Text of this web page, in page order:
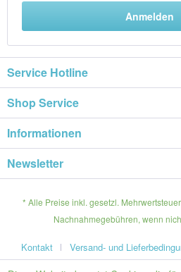
Anmelden
Service Hotline
Shop Service
Informationen
Newsletter
* Alle Preise inkl. gesetzl.
Nachnahmegebühren, wenn
Kontakt Versand- und